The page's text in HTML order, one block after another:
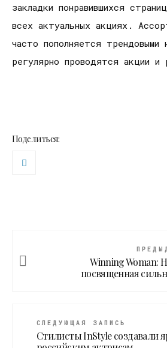
закладки понравившихся
всех актуальных акциях.
часто пополняется трендовыми
регулярно проводятся акции и
Поделиться:
Winning Woman:
посвященная
СЛЕДУЮЩАЯ ЗАПИСЬ
Cтилисты InStyle cоздавали